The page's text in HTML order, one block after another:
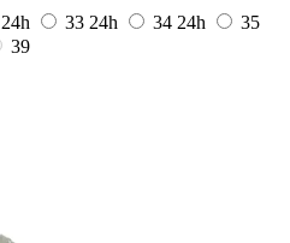
24h 33 24h 34 24h
35
39